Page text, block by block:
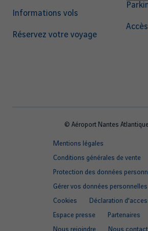
Informations vols
Réservez votre voyage
© Aéroport Nantes
Mentions légales
Conditions générales de vente
Protection des données
Gérer vos données personnelles
Cookies
Déclaration
Espace presse
Partenaires